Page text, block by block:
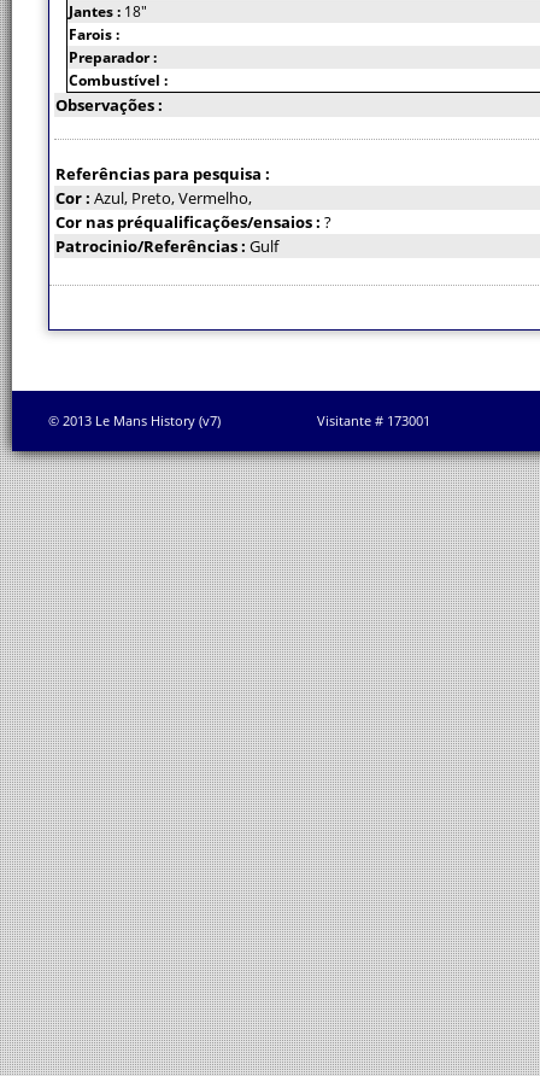
Jantes : 18"
Farois :
Preparador :
Combustível :
Observações :
Referências para pesquisa :
Cor : Azul, Preto, Vermelho,
Cor nas préqualificações/ensaios : ?
Patrocinio/Referências : Gulf
© 2013 Le Mans History (v7) Visitante # 173001